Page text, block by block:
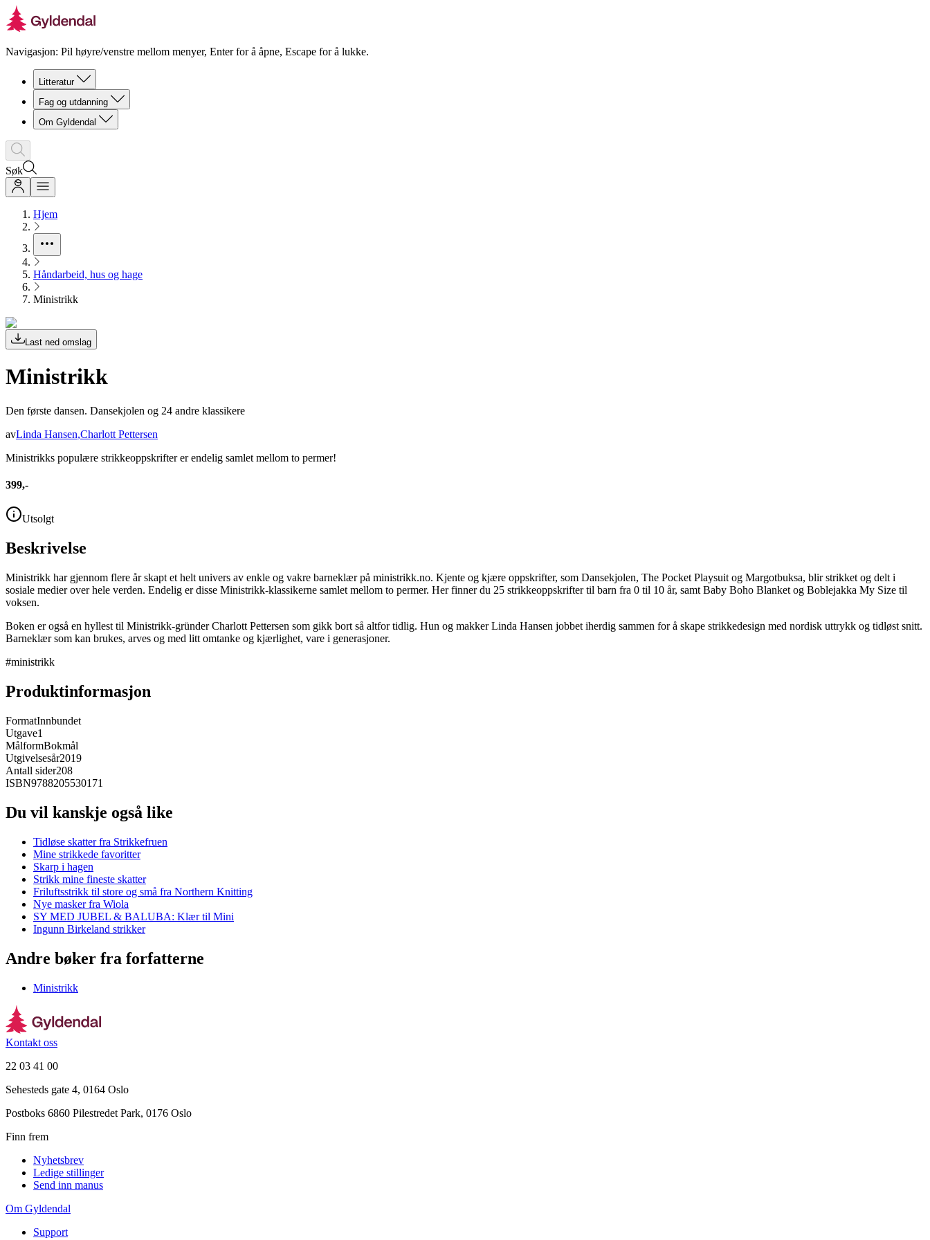
Navigasjon: Pil høyre/venstre mellom menyer, Enter for å åpne, Escape for å lukke.
Litteratur
Fag og utdanning
Om Gyldendal
Søk
Hjem
Håndarbeid, hus og hage
Ministrikk
Last ned omslag
Ministrikk
Den første dansen. Dansekjolen og 24 andre klassikere
avLinda Hansen,Charlott Pettersen
Ministrikks populære strikkeoppskrifter er endelig samlet mellom to permer!
399,-
Utsolgt
Beskrivelse
Ministrikk har gjennom flere år skapt et helt univers av enkle og vakre barneklær på ministrikk.no. Kjente og kjære oppskrifter, som Dansekjolen, The Pocket Playsuit og Margotbuksa, blir strikket og delt i
sosiale medier over hele verden. Endelig er disse Ministrikk-klassikerne samlet mellom to permer. Her finner du 25 strikkeoppskrifter til barn fra 0 til 10 år, samt Baby Boho Blanket og Boblejakka My Size til
voksen.
Boken er også en hyllest til Ministrikk-gründer Charlott Pettersen som gikk bort så altfor tidlig. Hun og makker Linda Hansen jobbet iherdig sammen for å skape strikkedesign med nordisk uttrykk og tidløst snitt.
Barneklær som kan brukes, arves og med litt omtanke og kjærlighet, vare i generasjoner.
#ministrikk
Produktinformasjon
FormatInnbundet
Utgave1
MålformBokmål
Utgivelsesår2019
Antall sider208
ISBN9788205530171
Du vil kanskje også like
Tidløse skatter fra Strikkefruen
Mine strikkede favoritter
Skarp i hagen
Strikk mine fineste skatter
Friluftsstrikk til store og små fra Northern Knitting
Nye masker fra Wiola
SY MED JUBEL & BALUBA: Klær til Mini
Ingunn Birkeland strikker
Andre bøker fra forfatterne
Ministrikk
Kontakt oss
22 03 41 00
Sehesteds gate 4, 0164 Oslo
Postboks 6860 Pilestredet Park, 0176 Oslo
Finn frem
Nyhetsbrev
Ledige stillinger
Send inn manus
Om Gyldendal
Support